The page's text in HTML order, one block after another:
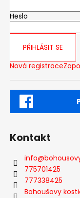
Heslo
PŘIHLÁSIT SE
Nová registrace
Kontakt
info@
775701425
777338425
Bohoušovy